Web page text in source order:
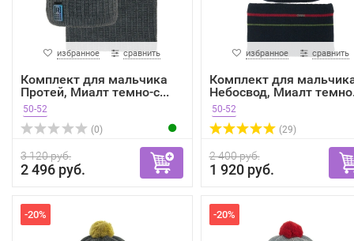
избранное сравнить
Комплект для мальчика
Протей, Миалт темно-с...
50-52
(0)
3 120 руб.
2 496 руб.
избранное сравнить
Комплект для
Небосвод, Миалт
50-52
(29)
2 400 руб.
1 920 руб.
-20% -20%